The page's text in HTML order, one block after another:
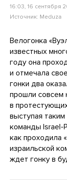
16:03, 16 сентября
Источник: Meduza
Велогонка
известных
году она
и отмечала
гонки два
прошли совсем
в
выступая
команды Israel-
как проходила
израильской
ждет гонку в